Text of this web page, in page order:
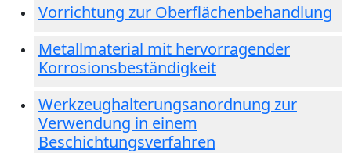
Vorrichtung zur Oberflächenbehandlung
Metallmaterial mit hervorragender
Korrosionsbeständigkeit
Werkzeughalterungsanordnung zur
Verwendung in einem
Beschichtungsverfahren